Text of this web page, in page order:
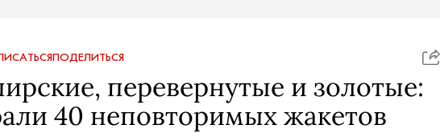
ПОДЕЛИТЬСЯ
перевернутые и золотые:
40 неповторимых жакетов